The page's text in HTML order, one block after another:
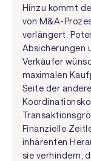
Hinzu kommt
von M&A-
verlängert.
Absicherungen
Verkäufer
maximalen
Seite der
Finanzielle
inhärenten
sie verhindern,